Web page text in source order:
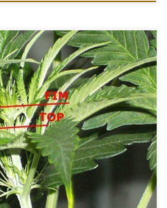
jest grunt oraz odpowiednia